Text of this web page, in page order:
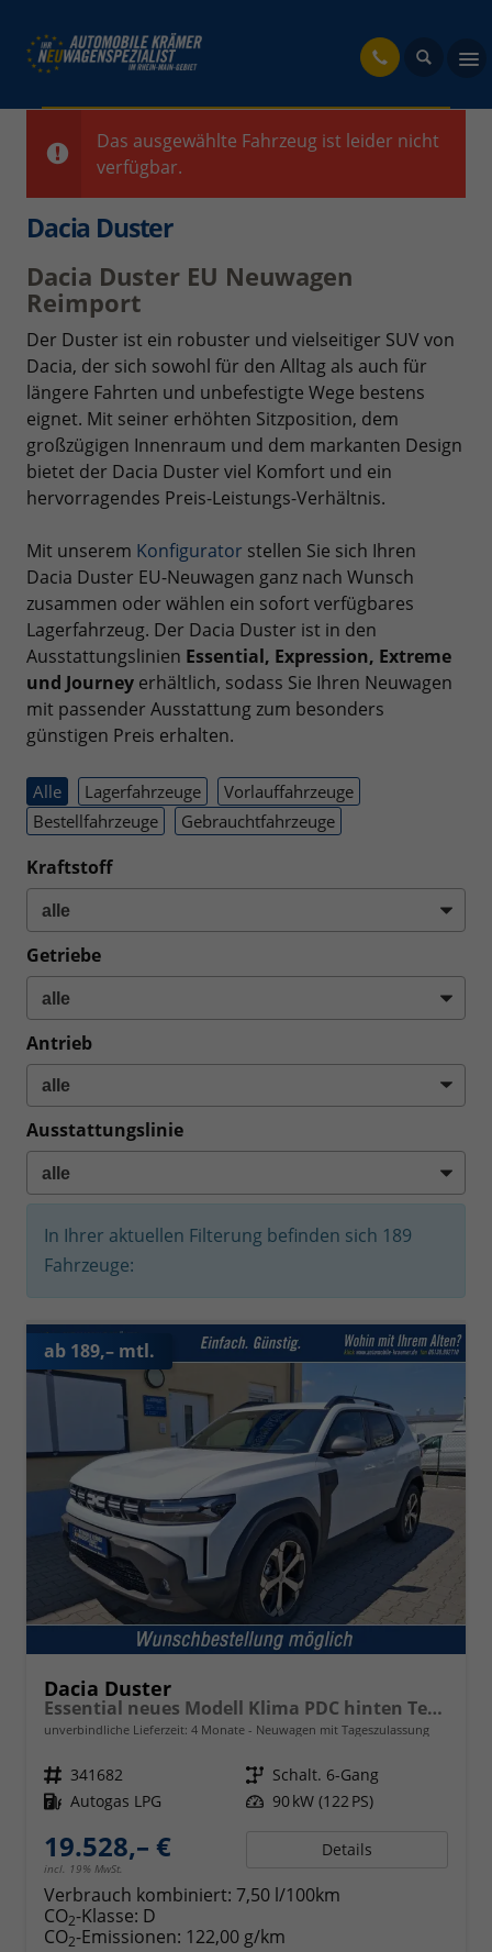
Das ausgewählte Fahrzeug ist leider nicht
verfügbar.
Dacia Duster
Dacia Duster EU Neuwagen
Reimport
Der Duster ist ein robuster und vielseitiger SUV von
Dacia, der sich sowohl für den Alltag als auch für
längere Fahrten und unbefestigte Wege bestens
eignet. Mit seiner erhöhten Sitzposition, dem
großzügigen Innenraum und dem markanten Design
bietet der Dacia Duster viel Komfort und ein
hervorragendes Preis-Leistungs-Verhältnis.
Mit unserem Konfigurator stellen Sie sich Ihren
Dacia Duster EU-Neuwagen ganz nach Wunsch
zusammen oder wählen ein sofort verfügbares
Lagerfahrzeug. Der Dacia Duster ist in den
Ausstattungslinien Essential, Expression, Extreme
und Journey erhältlich, sodass Sie Ihren Neuwagen
mit passender Ausstattung zum besonders
günstigen Preis erhalten.
Alle Lagerfahrzeuge
Vorlauffahrzeuge
Bestellfahrzeuge
Gebrauchtfahrzeuge
Kraftstoff
Getriebe
Antrieb
Ausstattungslinie
In Ihrer aktuellen Filterung befinden sich 189
Fahrzeuge:
ab 189,– mtl.
Dacia Duster
Essential neues Modell Klima PDC hinten Tempomat 16 Zoll Stahlr.
unverbindliche Lieferzeit: 4 Monate Neuwagen mit Tageszulassung
Fahrzeugnr. 341682 Getriebe Schalt. 6-Gang
Kraftstoff Autogas LPG Leistung 90 kW (122 PS)
19.528,– €
incl. 19% MwSt.
Details
Verbrauch kombiniert: 7,50 l/100km
CO2-Klasse: D
CO2-Emissionen: 122,00 g/km